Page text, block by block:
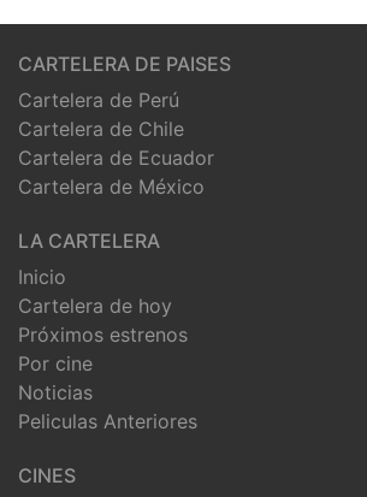
CARTELERA DE PAISES
Cartelera de Perú
Cartelera de Chile
Cartelera de Ecuador
Cartelera de México
LA CARTELERA
Inicio
Cartelera de hoy
Próximos estrenos
Por cine
Noticias
Peliculas Anteriores
CINES